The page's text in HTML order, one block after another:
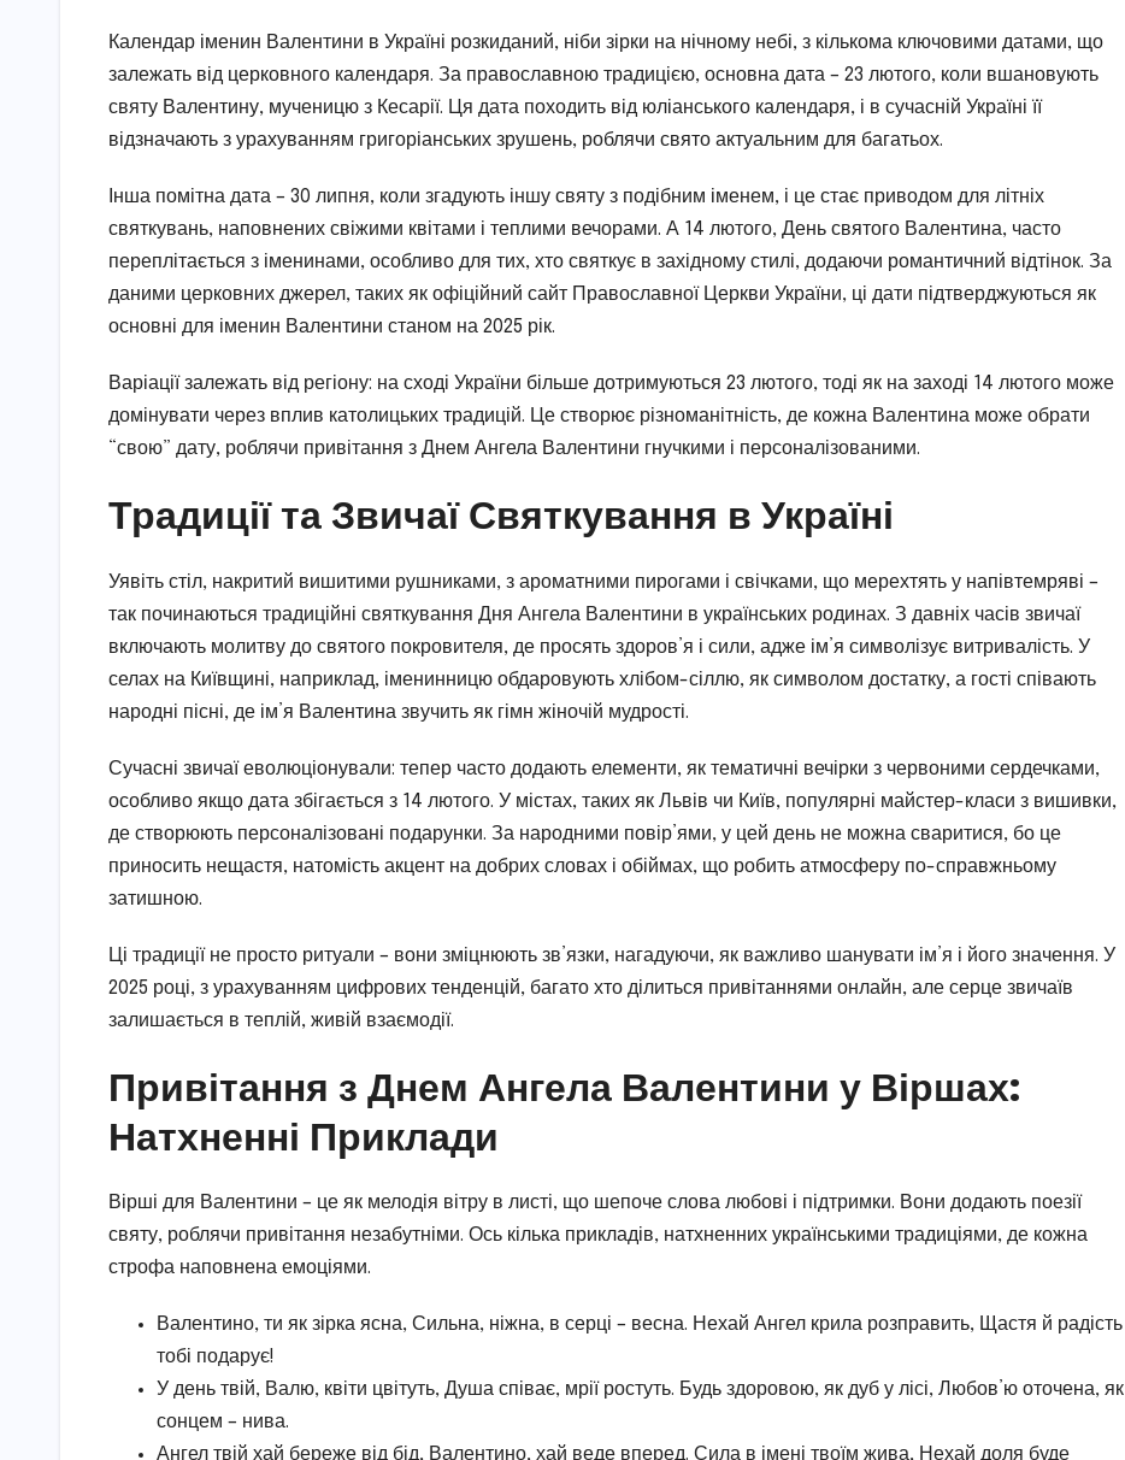
Календар іменин Валентини в Україні розкиданий, ніби зірки на нічному небі, з кількома ключовими датами, що
залежать від церковного календаря. За православною традицією, основна дата – 23 лютого, коли вшановують
святу Валентину, мученицю з Кесарії. Ця дата походить від юліанського календаря, і в сучасній Україні її
відзначають з урахуванням григоріанських зрушень, роблячи свято актуальним для багатьох.
Інша помітна дата – 30 липня, коли згадують іншу святу з подібним іменем, і це стає приводом для літніх
святкувань, наповнених свіжими квітами і теплими вечорами. А 14 лютого, День святого Валентина, часто
переплітається з іменинами, особливо для тих, хто святкує в західному стилі, додаючи романтичний відтінок. За
даними церковних джерел, таких як офіційний сайт Православної Церкви України, ці дати підтверджуються як
основні для іменин Валентини станом на 2025 рік.
Варіації залежать від регіону: на сході України більше дотримуються 23 лютого, тоді як на заході 14 лютого може
домінувати через вплив католицьких традицій. Це створює різноманітність, де кожна Валентина може обрати
“свою” дату, роблячи привітання з Днем Ангела Валентини гнучкими і персоналізованими.
Традиції та Звичаї Святкування в Україні
Уявіть стіл, накритий вишитими рушниками, з ароматними пирогами і свічками, що мерехтять у напівтемряві –
так починаються традиційні святкування Дня Ангела Валентини в українських родинах. З давніх часів звичаї
включають молитву до святого покровителя, де просять здоров’я і сили, адже ім’я символізує витривалість. У
селах на Київщині, наприклад, іменинницю обдаровують хлібом-сіллю, як символом достатку, а гості співають
народні пісні, де ім’я Валентина звучить як гімн жіночій мудрості.
Сучасні звичаї еволюціонували: тепер часто додають елементи, як тематичні вечірки з червоними сердечками,
особливо якщо дата збігається з 14 лютого. У містах, таких як Львів чи Київ, популярні майстер-класи з вишивки,
де створюють персоналізовані подарунки. За народними повір’ями, у цей день не можна сваритися, бо це
приносить нещастя, натомість акцент на добрих словах і обіймах, що робить атмосферу по-справжньому
затишною.
Ці традиції не просто ритуали – вони зміцнюють зв’язки, нагадуючи, як важливо шанувати ім’я і його значення. У
2025 році, з урахуванням цифрових тенденцій, багато хто ділиться привітаннями онлайн, але серце звичаїв
залишається в теплій, живій взаємодії.
Привітання з Днем Ангела Валентини у Віршах:
Натхненні Приклади
Вірші для Валентини – це як мелодія вітру в листі, що шепоче слова любові і підтримки. Вони додають поезії
святу, роблячи привітання незабутніми. Ось кілька прикладів, натхненних українськими традиціями, де кожна
строфа наповнена емоціями.
Валентино, ти як зірка ясна, Сильна, ніжна, в серці – весна. Нехай Ангел крила розправить, Щастя й радість
тобі подарує!
У день твій, Валю, квіти цвітуть, Душа співає, мрії ростуть. Будь здоровою, як дуб у лісі, Любов’ю оточена, як
сонцем – нива.
Ангел твій хай береже від бід, Валентино, хай веде вперед. Сила в імені твоїм жива, Нехай доля буде